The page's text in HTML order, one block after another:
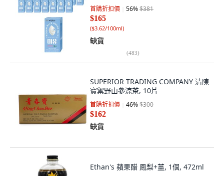
首購折扣價 56%$381
$165
($3.62/100ml)
缺貨
(483)
SUPERIOR TRADING COMPANY 清陳
寶禦野山參涼茶, 10片
首購折扣價 46%$300
$162
缺貨
Ethan's 蘋果醋 鳳梨+薑, 1個, 472ml